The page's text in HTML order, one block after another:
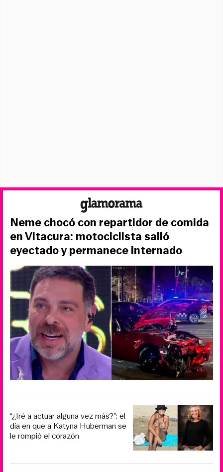
Neme chocó con repartidor de comida
en Vitacura: motociclista salió
eyectado y permanece internado
“¿Iré a actuar alguna vez más?”: el
día en que a Katyna Huberman se
le rompió el corazón